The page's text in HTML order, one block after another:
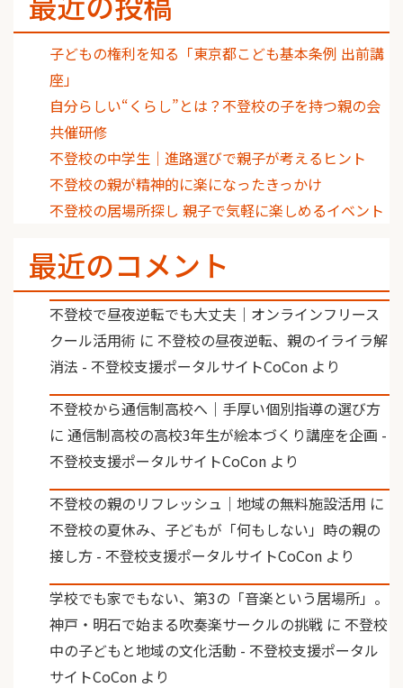
子どもの権利を知る「東京都こども基本条例 出前講
座」
自分らしい“くらし”とは？不登校の子を持つ親の会
共催研修
不登校の中学生｜進路選びで親子が考えるヒント
不登校の親が精神的に楽になったきっかけ
不登校の居場所探し 親子で気軽に楽しめるイベント
最近のコメント
不登校で昼夜逆転でも大丈夫｜オンラインフリース
クール活用術 に 不登校の昼夜逆転、親のイライラ解
消法 - 不登校支援ポータルサイトCoCon より
不登校から通信制高校へ｜手厚い個別指導の選び方
に 通信制高校の高校3年生が絵本づくり講座を企画 -
不登校支援ポータルサイトCoCon より
不登校の親のリフレッシュ｜地域の無料施設活用 に
不登校の夏休み、子どもが「何もしない」時の親の
接し方 - 不登校支援ポータルサイトCoCon より
学校でも家でもない、第3の「音楽という居場所」。
神戸・明石で始まる吹奏楽サークルの挑戦 に 不登校
中の子どもと地域の文化活動 - 不登校支援ポータル
サイトCoCon より